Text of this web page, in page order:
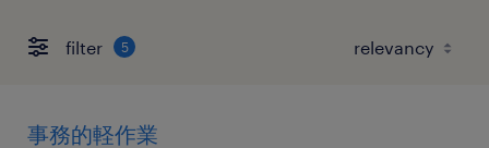
filter 5
事務的軽作業